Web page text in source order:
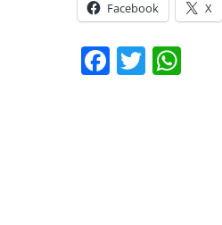
Facebook X
Facebook
Twitter